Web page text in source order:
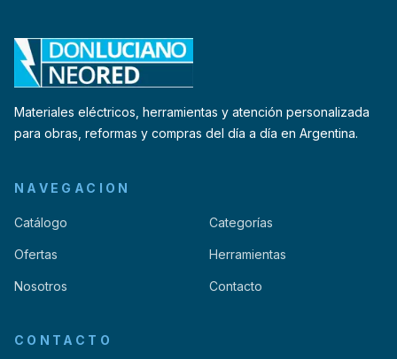
Materiales eléctricos, herramientas y atención personalizada
para obras, reformas y compras del día a día en Argentina.
NAVEGACION
Catálogo Categorías
Ofertas Herramientas
Nosotros Contacto
CONTACTO